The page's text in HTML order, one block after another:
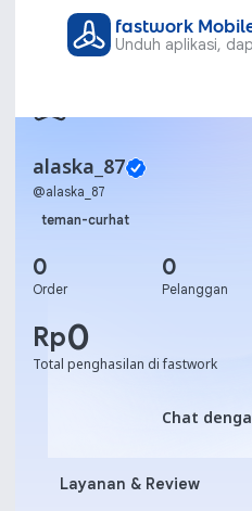
fastwork
Unduh aplikasi,
alaska_87
@alaska_87
teman-curhat
0
Order
0
Pelanggan
Rp0
Total penghasilan di fastwork
Chat Chat
Layanan & Review